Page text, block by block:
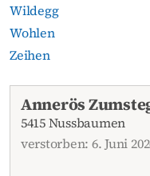
Wildegg
Wohlen
Zeihen
Aktuelle Todesanzeigen
Annerös
5415 Nussbaumen
verstorben: 6. Juni